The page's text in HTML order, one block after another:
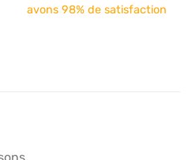
avons 98% de satisfaction